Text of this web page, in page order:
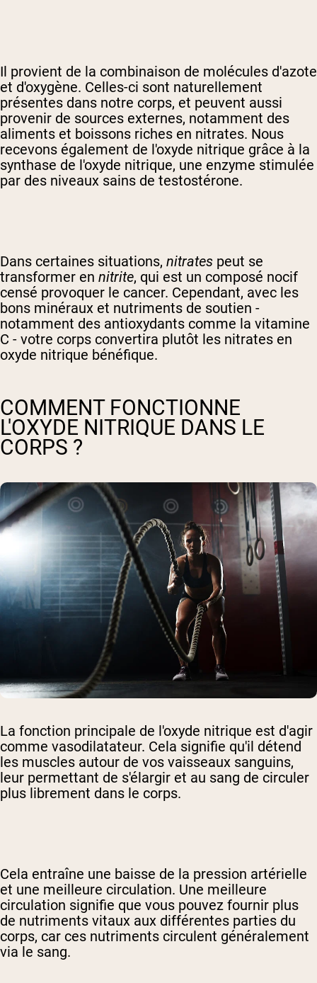
Il provient de la combinaison de molécules d'azote
et d'oxygène. Celles-ci sont naturellement
présentes dans notre corps, et peuvent aussi
provenir de sources externes, notamment des
aliments et boissons riches en nitrates. Nous
recevons également de l'oxyde nitrique grâce à la
synthase de l'oxyde nitrique, une enzyme stimulée
par des niveaux sains de testostérone.
Dans certaines situations, nitrates peut se
transformer en nitrite, qui est un composé nocif
censé provoquer le cancer. Cependant, avec les
bons minéraux et nutriments de soutien -
notamment des antioxydants comme la vitamine
C - votre corps convertira plutôt les nitrates en
oxyde nitrique bénéfique.
COMMENT FONCTIONNE
L'OXYDE NITRIQUE DANS LE
CORPS ?
La fonction principale de l'oxyde nitrique est d'agir
comme vasodilatateur. Cela signifie qu'il détend
les muscles autour de vos vaisseaux sanguins,
leur permettant de s'élargir et au sang de circuler
plus librement dans le corps.
Cela entraîne une baisse de la pression artérielle
et une meilleure circulation. Une meilleure
circulation signifie que vous pouvez fournir plus
de nutriments vitaux aux différentes parties du
corps, car ces nutriments circulent généralement
via le sang.